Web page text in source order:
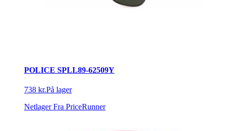
POLICE SPLL89-62509Y
738 kr.På lager
Netlager Fra PriceRunner